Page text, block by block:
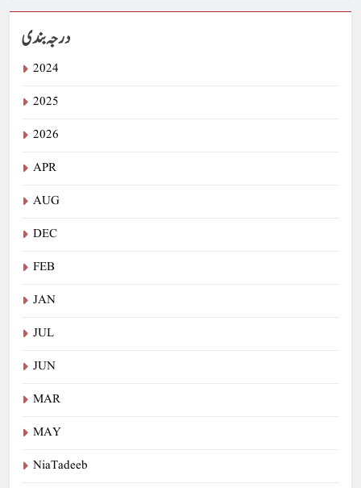
درجہ بندی
2024
2025
2026
APR
AUG
DEC
FEB
JAN
JUL
JUN
MAR
MAY
NiaTadeeb